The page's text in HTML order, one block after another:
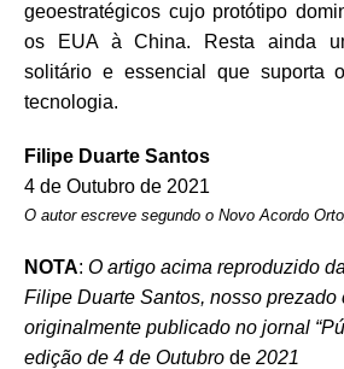
geoestratégicos cujo protótipo
os EUA à China. Resta ainda
solitário e essencial que suporta
tecnologia.
Filipe Duarte Santos
4 de Outubro de 2021
O autor escreve segundo o Novo Acordo
NOTA: O artigo acima reproduzido
Filipe Duarte Santos, nosso prezado
originalmente publicado no jornal
edição de 4 de Outubro de 2021